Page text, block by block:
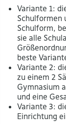
Variante 1:
Schulformen
Schulform,
sie alle
beste
Variante 2:
zu einem 2
Gymnasium
und eine
Variante 3:
Einrichtung